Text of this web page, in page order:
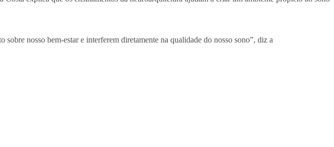
nosso bem-estar e interferem diretamente na qualidade do nosso sono”, diz a